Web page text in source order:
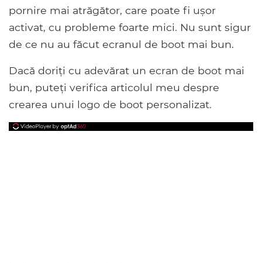
pornire mai atrăgător, care poate fi ușor
activat, cu probleme foarte mici. Nu sunt sigur
de ce nu au făcut ecranul de boot mai bun.
Dacă doriți cu adevărat un ecran de boot mai
bun, puteți verifica articolul meu despre
crearea unui logo de boot personalizat.